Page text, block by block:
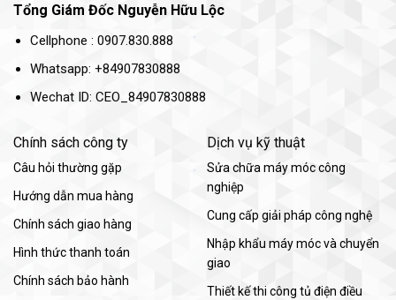
Tổng Giám Đốc Nguyễn Hữu Lộc
Cellphone : 0907.830.888
Whatsapp: +84907830888
Wechat ID: CEO_84907830888
Chính sách công ty
Câu hỏi thường gặp
Hướng dẫn mua hàng
Chính sách giao hàng
Hình thức thanh toán
Chính sách bảo hành
Dịch vụ kỹ thuật
Sửa chữa máy móc công
nghiệp
Cung cấp giải pháp công nghệ
Nhập khẩu máy móc và chuyển
giao
Thiết kế thi công tủ điện điều